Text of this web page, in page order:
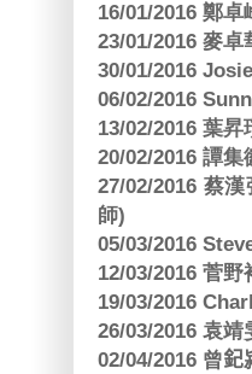
16/01/2016 鄭
23/01/2016 麥
30/01/2016
06/02/2016
13/02/2016 葉
20/02/2016 譚
27/02/2016 蔡
師)
05/03/2016
12/03/2016 菅
19/03/2016
26/03/2016 袁
02/04/2016 曾